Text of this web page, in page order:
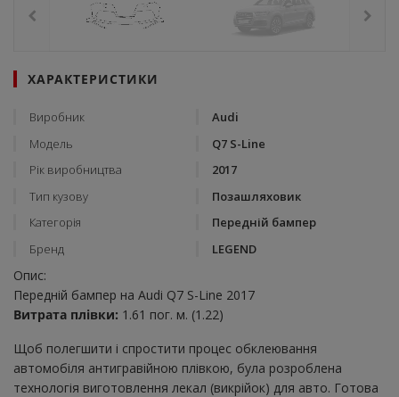
ХАРАКТЕРИСТИКИ
Виробник
Audi
Модель
Q7 S-Line
Рік виробництва
2017
Тип кузову
Позашляховик
Категорія
Передній бампер
Бренд
LEGEND
Опис:
Передній бампер на Audi Q7 S-Line 2017
Витрата плівки: 1.61 пог. м. (1.22)
Щоб полегшити і спростити процес обклеювання
автомобіля антигравійною плівкою, була розроблена
технологія виготовлення лекал (викрійок) для авто. Готова